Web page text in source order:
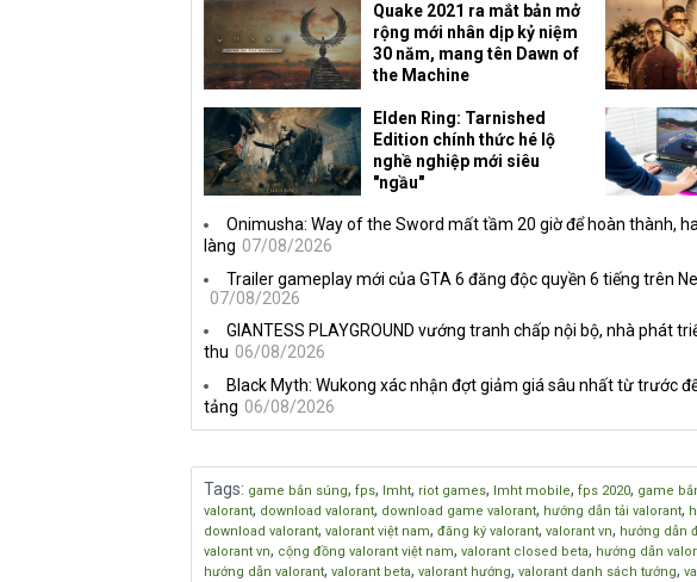
Quake 2021 ra mắt bản mở
rộng mới nhân dịp kỷ niệm
30 năm, mang tên Dawn of
the Machine
Elden Ring: Tarnished
Edition chính thức hé lộ
nghề nghiệp mới siêu
"ngầu"
Onimusha: Way of the Sword mất tầm 20 giờ để hoàn thành,
làng 07/08/2026
Trailer gameplay mới của GTA 6 đăng độc quyền 6 tiếng trên
07/08/2026
GIANTESS PLAYGROUND vướng tranh chấp nội bộ, nhà phát
thu 06/08/2026
Black Myth: Wukong xác nhận đợt giảm giá sâu nhất từ trước
tảng 06/08/2026
Tags: game bắn súng, fps, lmht, riot games, lmht mobile, fps 2020, game
valorant, download valorant, download game valorant, hướng dẫn tải valorant,
download valorant, valorant việt nam, đăng ký valorant, valorant vn, hướng dẫn
valorant vn, cộng đồng valorant việt nam, valorant closed beta, hướng dẫn
hướng dẫn valorant, valorant beta, valorant hướng, valorant danh sách tướng,